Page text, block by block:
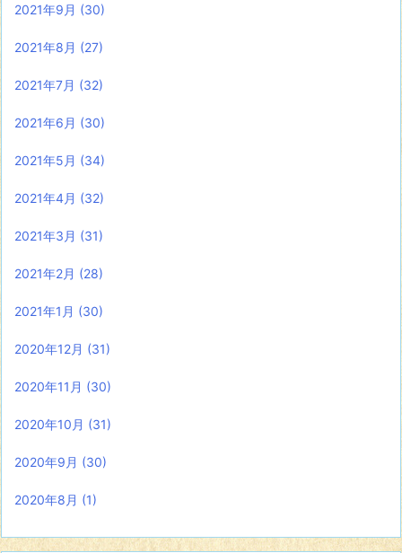
2021年9月 (30)
2021年8月 (27)
2021年7月 (32)
2021年6月 (30)
2021年5月 (34)
2021年4月 (32)
2021年3月 (31)
2021年2月 (28)
2021年1月 (30)
2020年12月 (31)
2020年11月 (30)
2020年10月 (31)
2020年9月 (30)
2020年8月 (1)